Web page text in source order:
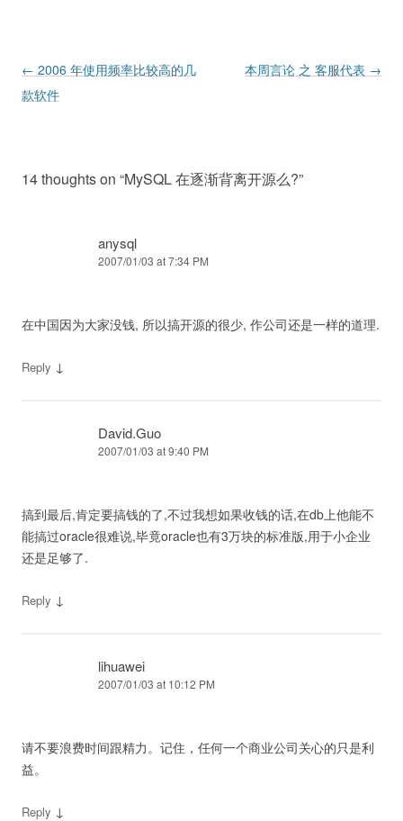
Post navigation
← 2006 年使用频率比较高的几
款软件
本周言论 之 客服代表 →
14 thoughts on “MySQL 在逐渐背离开源么?”
anysql
2007/01/03 at 7:34 PM
在中国因为大家没钱, 所以搞开源的很少, 作公司还是一样的道理.
Reply ↓
David.Guo
2007/01/03 at 9:40 PM
搞到最后,肯定要搞钱的了,不过我想如果收钱的话,在db上他能不
能搞过oracle很难说,毕竟oracle也有3万块的标准版,用于小企业
还是足够了.
Reply ↓
lihuawei
2007/01/03 at 10:12 PM
请不要浪费时间跟精力。记住，任何一个商业公司关心的只是利
益。
Reply ↓